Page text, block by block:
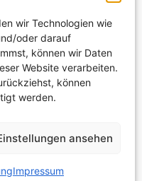
wir Technologien wie
oder darauf
können wir Daten
Website verarbeiten.
können
werden.
ansehen
Impressum